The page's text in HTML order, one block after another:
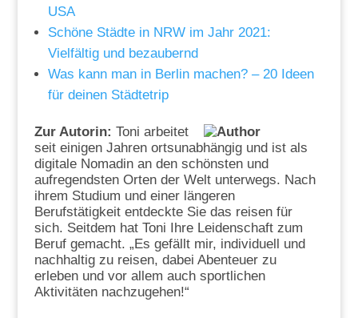
USA
Schöne Städte in NRW im Jahr 2021:
Vielfältig und bezaubernd
Was kann man in Berlin machen? – 20 Ideen
für deinen Städtetrip
Zur Autorin: Toni arbeitet
seit einigen Jahren ortsunabhängig und ist als
digitale Nomadin an den schönsten und
aufregendsten Orten der Welt unterwegs. Nach
ihrem Studium und einer längeren
Berufstätigkeit entdeckte Sie das reisen für
sich. Seitdem hat Toni Ihre Leidenschaft zum
Beruf gemacht. „Es gefällt mir, individuell und
nachhaltig zu reisen, dabei Abenteuer zu
erleben und vor allem auch sportlichen
Aktivitäten nachzugehen!“